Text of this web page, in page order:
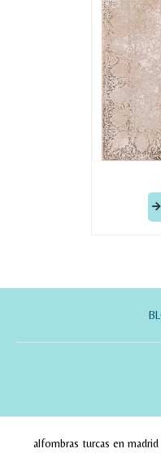
alfombras turcas en madrid